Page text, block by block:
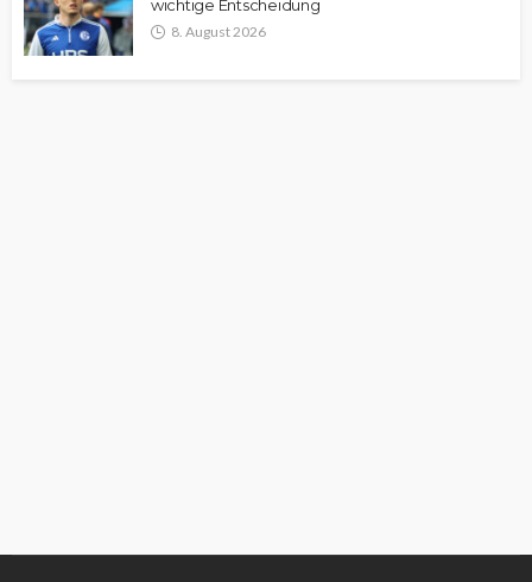
wichtige Entscheidung
8. August 2026